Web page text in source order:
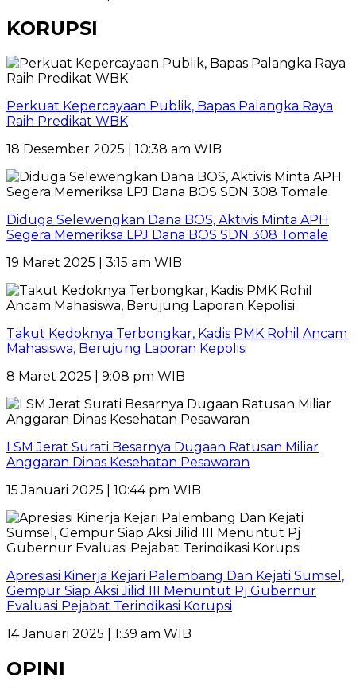
KORUPSI
Perkuat Kepercayaan Publik, Bapas Palangka Raya
Raih Predikat WBK
18 Desember 2025 | 10:38 am WIB
Diduga Selewengkan Dana BOS, Aktivis Minta APH
Segera Memeriksa LPJ Dana BOS SDN 308 Tomale
19 Maret 2025 | 3:15 am WIB
Takut Kedoknya Terbongkar, Kadis PMK Rohil Ancam
Mahasiswa, Berujung Laporan Kepolisi
8 Maret 2025 | 9:08 pm WIB
LSM Jerat Surati Besarnya Dugaan Ratusan Miliar
Anggaran Dinas Kesehatan Pesawaran
15 Januari 2025 | 10:44 pm WIB
Apresiasi Kinerja Kejari Palembang Dan Kejati Sumsel,
Gempur Siap Aksi Jilid III Menuntut Pj Gubernur
Evaluasi Pejabat Terindikasi Korupsi
14 Januari 2025 | 1:39 am WIB
OPINI